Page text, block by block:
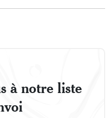
à notre liste